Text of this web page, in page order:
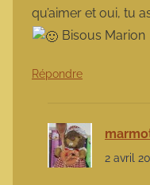
qu’aimer et oui, tu
Bisous Marion
Répondre
2 avril